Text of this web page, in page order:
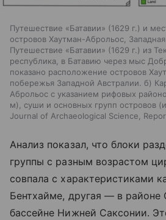
Путешествие «Батавии» (1629 г.) и
островов Хаутман-Аброльос,
Путешествие «Батавии» (1629 г.) из
республика, в Батавию через мыс
показано расположение островов
побережья Западной Австралии. б)
Аброльос с указанием рифовых
м), суши и основных групп островов
Journal of Archaeological Science,
Анализ показал, что блоки
группы с разным возрастом
совпала с характеристиками
Бентхайме, другая — в районе
бассейне Нижней Саксонии.